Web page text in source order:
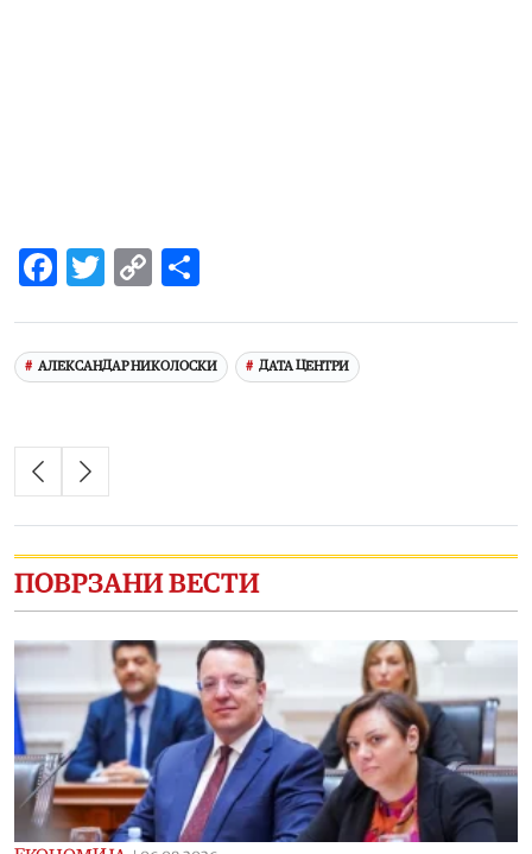
Facebook
Twitter
Copy
АЛЕКСАНДАР НИКОЛОСКИ ДАТА ЦЕНТРИ
ПОВРЗАНИ ВЕСТИ